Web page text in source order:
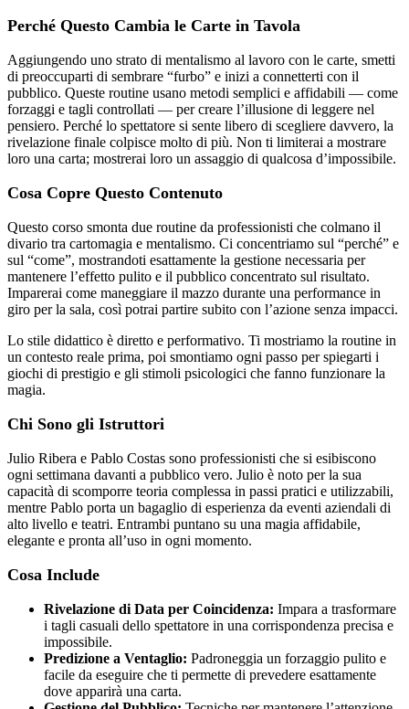
Perché Questo Cambia le Carte in Tavola
Aggiungendo uno strato di mentalismo al lavoro con le carte, smetti
di preoccuparti di sembrare “furbo” e inizi a connetterti con il
pubblico. Queste routine usano metodi semplici e affidabili — come
forzaggi e tagli controllati — per creare l’illusione di leggere nel
pensiero. Perché lo spettatore si sente libero di scegliere davvero, la
rivelazione finale colpisce molto di più. Non ti limiterai a mostrare
loro una carta; mostrerai loro un assaggio di qualcosa d’impossibile.
Cosa Copre Questo Contenuto
Questo corso smonta due routine da professionisti che colmano il
divario tra cartomagia e mentalismo. Ci concentriamo sul “perché” e
sul “come”, mostrandoti esattamente la gestione necessaria per
mantenere l’effetto pulito e il pubblico concentrato sul risultato.
Imparerai come maneggiare il mazzo durante una performance in
giro per la sala, così potrai partire subito con l’azione senza impacci.
Lo stile didattico è diretto e performativo. Ti mostriamo la routine in
un contesto reale prima, poi smontiamo ogni passo per spiegarti i
giochi di prestigio e gli stimoli psicologici che fanno funzionare la
magia.
Chi Sono gli Istruttori
Julio Ribera e Pablo Costas sono professionisti che si esibiscono
ogni settimana davanti a pubblico vero. Julio è noto per la sua
capacità di scomporre teoria complessa in passi pratici e utilizzabili,
mentre Pablo porta un bagaglio di esperienza da eventi aziendali di
alto livello e teatri. Entrambi puntano su una magia affidabile,
elegante e pronta all’uso in ogni momento.
Cosa Include
Rivelazione di Data per Coincidenza: Impara a trasformare
i tagli casuali dello spettatore in una corrispondenza precisa e
impossibile.
Predizione a Ventaglio: Padroneggia un forzaggio pulito e
facile da eseguire che ti permette di prevedere esattamente
dove apparirà una carta.